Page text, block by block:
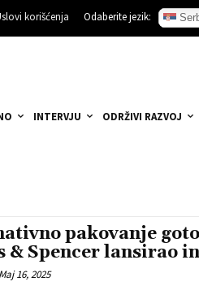
korišćenja Odaberite jezik:
INTERVJU ODRŽIVI RAZVOJ
pakovanje
& Spencer lansirao
Maj 16, 2025